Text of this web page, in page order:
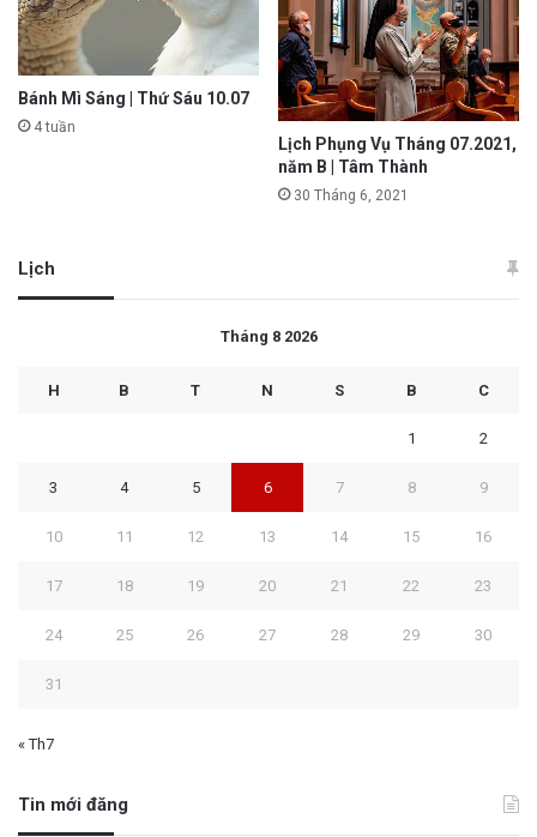
Bánh Mì Sáng | Thứ Sáu 10.07
4 tuần
Lịch Phụng Vụ Tháng 07.2021,
năm B | Tâm Thành
30 Tháng 6, 2021
Lịch
Tháng 8 2026
H B T N S B C
1 2
3 4 5 6 7 8 9
10 11 12 13 14 15 16
17 18 19 20 21 22 23
24 25 26 27 28 29 30
31
« Th7
Tin mới đăng